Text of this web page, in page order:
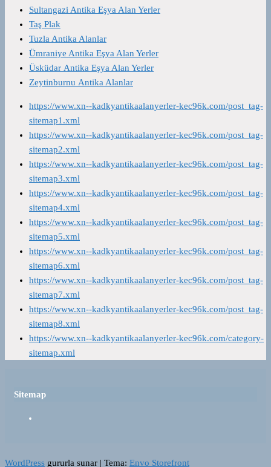
Sultangazi Antika Eşya Alan Yerler
Taş Plak
Tuzla Antika Alanlar
Ümraniye Antika Eşya Alan Yerler
Üsküdar Antika Eşya Alan Yerler
Zeytinburnu Antika Alanlar
https://www.xn--kadkyantikaalanyerler-kec96k.com/post_tag-
sitemap1.xml
https://www.xn--kadkyantikaalanyerler-kec96k.com/post_tag-
sitemap2.xml
https://www.xn--kadkyantikaalanyerler-kec96k.com/post_tag-
sitemap3.xml
https://www.xn--kadkyantikaalanyerler-kec96k.com/post_tag-
sitemap4.xml
https://www.xn--kadkyantikaalanyerler-kec96k.com/post_tag-
sitemap5.xml
https://www.xn--kadkyantikaalanyerler-kec96k.com/post_tag-
sitemap6.xml
https://www.xn--kadkyantikaalanyerler-kec96k.com/post_tag-
sitemap7.xml
https://www.xn--kadkyantikaalanyerler-kec96k.com/post_tag-
sitemap8.xml
https://www.xn--kadkyantikaalanyerler-kec96k.com/category-
sitemap.xml
Sitemap
WordPress gururla sunar | Tema: Envo Storefront